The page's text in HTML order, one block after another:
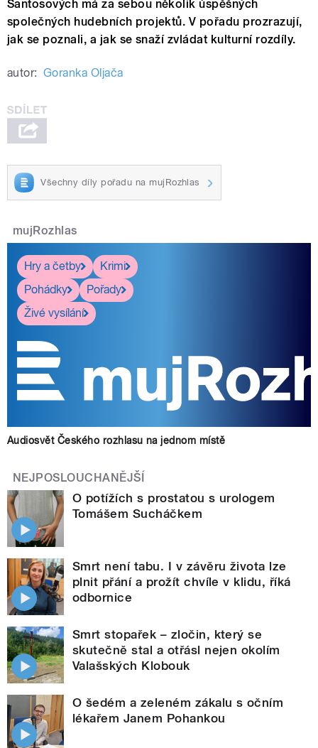
Santosových má za sebou několik úspěšných
společných hudebních projektů. V pořadu prozrazují,
jak se poznali, a jak se snaží zvládat kulturní rozdíly.
autor: Goranka Oljača
Všechny díly pořadu na mujRozhlas
mujRozhlas
Hry a četby
Krimi
Pohádky
Pořady
Živé vysílání
Audiosvět Českého rozhlasu na jednom místě
NEJPOSLOUCHANĚJŠÍ
O potížích s prostatou s urologem
Tomášem Sucháčkem
Smrt není tabu. I v závěru života lze
plnit přání a prožít chvíle v klidu, říká
odbornice
Smrt stopařek – zločin, který se
skutečně stal a otřásl nejen okolím
Valašských Klobouk
O šedém a zeleném zákalu s očním
lékařem Janem Pohankou